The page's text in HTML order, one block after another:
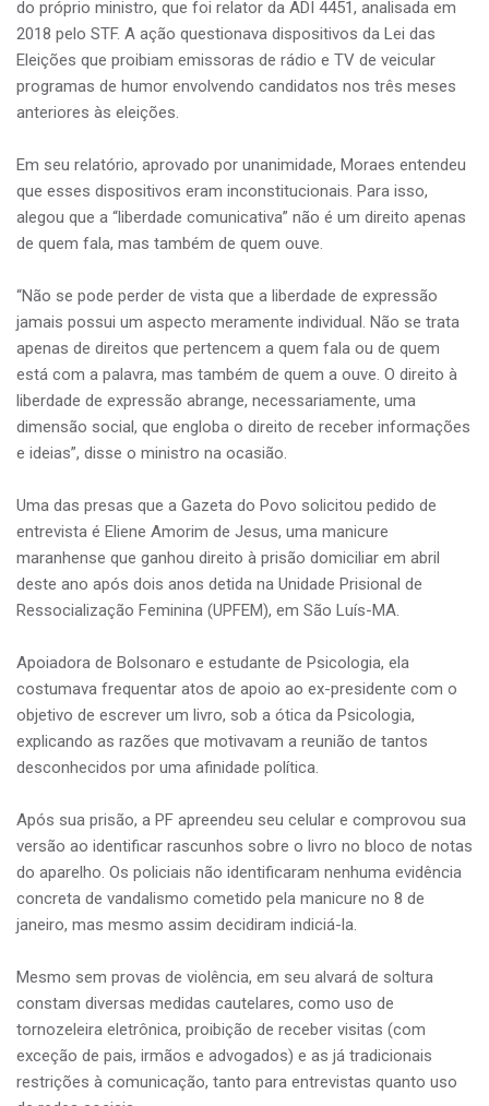
do próprio ministro, que foi relator da ADI 4451, analisada em
2018 pelo STF. A ação questionava dispositivos da Lei das
Eleições que proibiam emissoras de rádio e TV de veicular
programas de humor envolvendo candidatos nos três meses
anteriores às eleições.
Em seu relatório, aprovado por unanimidade, Moraes entendeu
que esses dispositivos eram inconstitucionais. Para isso,
alegou que a “liberdade comunicativa” não é um direito apenas
de quem fala, mas também de quem ouve.
“Não se pode perder de vista que a liberdade de expressão
jamais possui um aspecto meramente individual. Não se trata
apenas de direitos que pertencem a quem fala ou de quem
está com a palavra, mas também de quem a ouve. O direito à
liberdade de expressão abrange, necessariamente, uma
dimensão social, que engloba o direito de receber informações
e ideias”, disse o ministro na ocasião.
Uma das presas que a Gazeta do Povo solicitou pedido de
entrevista é Eliene Amorim de Jesus, uma manicure
maranhense que ganhou direito à prisão domiciliar em abril
deste ano após dois anos detida na Unidade Prisional de
Ressocialização Feminina (UPFEM), em São Luís-MA.
Apoiadora de Bolsonaro e estudante de Psicologia, ela
costumava frequentar atos de apoio ao ex-presidente com o
objetivo de escrever um livro, sob a ótica da Psicologia,
explicando as razões que motivavam a reunião de tantos
desconhecidos por uma afinidade política.
Após sua prisão, a PF apreendeu seu celular e comprovou sua
versão ao identificar rascunhos sobre o livro no bloco de notas
do aparelho. Os policiais não identificaram nenhuma evidência
concreta de vandalismo cometido pela manicure no 8 de
janeiro, mas mesmo assim decidiram indiciá-la.
Mesmo sem provas de violência, em seu alvará de soltura
constam diversas medidas cautelares, como uso de
tornozeleira eletrônica, proibição de receber visitas (com
exceção de pais, irmãos e advogados) e as já tradicionais
restrições à comunicação, tanto para entrevistas quanto uso